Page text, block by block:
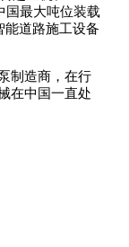
国最大吨位装载
能道路施工设备
制造商，在行
在中国一直处